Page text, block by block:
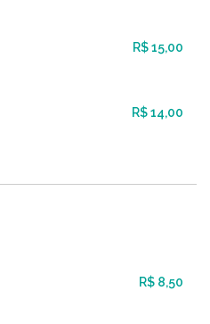
R$ 15,00
R$ 14,00
R$ 8,50